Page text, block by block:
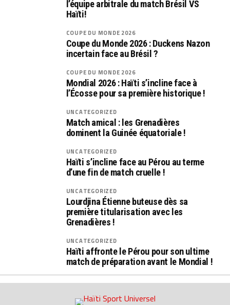
l’équipe arbitrale du match Brésil VS
Haïti!
COUPE DU MONDE 2026
Coupe du Monde 2026 : Duckens Nazon
incertain face au Brésil ?
COUPE DU MONDE 2026
Mondial 2026 : Haïti s’incline face à
l’Écosse pour sa première historique !
UNCATEGORIZED
Match amical : les Grenadières
dominent la Guinée équatoriale !
UNCATEGORIZED
Haïti s’incline face au Pérou au terme
d’une fin de match cruelle !
UNCATEGORIZED
Lourdjina Étienne buteuse dès sa
première titularisation avec les
Grenadières !
UNCATEGORIZED
Haïti affronte le Pérou pour son ultime
match de préparation avant le Mondial !